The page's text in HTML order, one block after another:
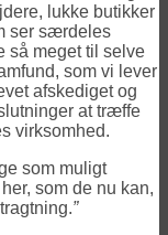
lukke butikker
ser særdeles
så meget til selve
som vi lever
afskediget og
at træffe
virksomhed.
som muligt
som de nu kan,
”